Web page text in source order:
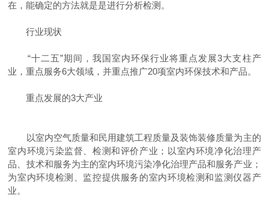
在，能确定的方法就是是进行分析检测。
行业现状
“十二五”期间，我国室内环保行业将重点发展3大支柱产
业，重点服务6大领域，并重点推广20项室内环保技术和产品。
重点发展的3大产业
以室内空气质量和民用建筑工程质量及装饰装修质量为主的
室内环境污染监督、检测和评价产业；以室内环境净化治理产
品、技术和服务为主的室内环境污染净化治理产品和服务产业；
为室内环境检测、监控提供服务的室内环境检测和监测仪器产
业。